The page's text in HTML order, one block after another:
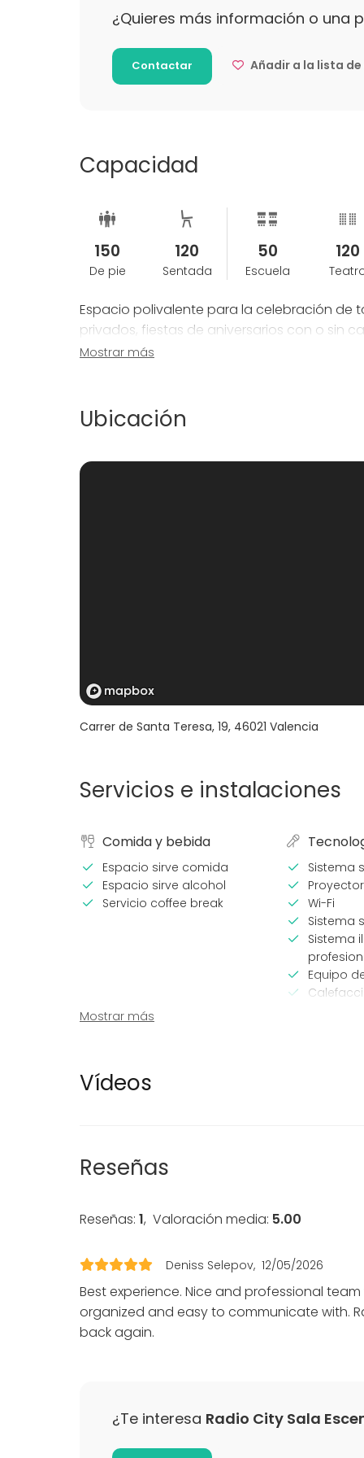
¿Quieres más información o una
Contactar Añadir a la lista de
Capacidad
150
De pie
120
Sentada
50
Escuela
120
Espacio polivalente para la celebración de
privados, fiestas de aniversarios con o sin
entregas de premios, conciertos, rodajes
Mostrar más
Ubicación
Carrer de Santa Teresa, 19, 46021 Valencia
Servicios e instalaciones
Comida y bebida
Espacio sirve comida
Espacio sirve alcohol
Servicio coffee break
Sistema
Wi-Fi
Sistema
Sistema
Equipo
Equipamiento
Team
Actividades
Juego de bolos
La sala del escenario permite una gran
cuenta con escenario de 3x6 metros,
Mostrar más
Vídeos
Reseñas
Reseñas: 1, Valoración media: 5.00
Deniss Selepov 12/05/2026
Best experience. Nice and professional
organized and easy to communicate with.
back again.
¿Te interesa Radio City Sala